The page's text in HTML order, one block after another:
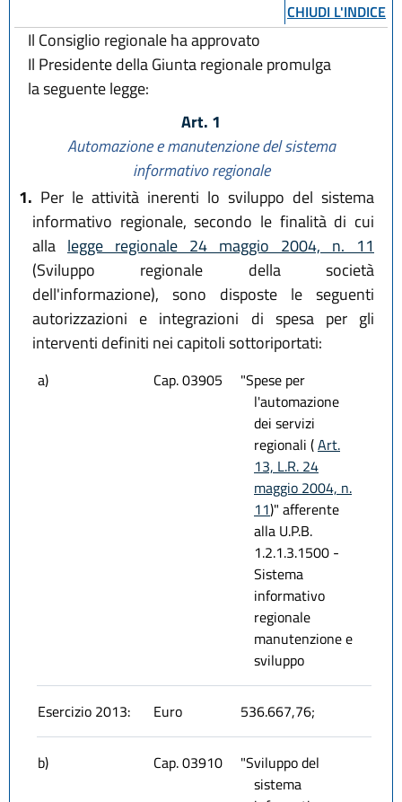
CHIUDI L'INDICE
Il Consiglio regionale ha approvato
Il Presidente della Giunta regionale promulga
la seguente legge:
Art. 1
Automazione e manutenzione del sistema
informativo regionale
1. Per le attività inerenti lo sviluppo del sistema
informativo regionale, secondo le finalità di cui
alla legge regionale 24 maggio 2004, n. 11
(Sviluppo regionale della società
dell'informazione), sono disposte le seguenti
autorizzazioni e integrazioni di spesa per gli
interventi definiti nei capitoli sottoriportati:
a) Cap. 03905
"Spese per
l'automazione
dei servizi
regionali (Art.
13, L.R. 24
maggio 2004, n.
11)" afferente
alla U.P.B.
1.2.1.3.1500 -
Sistema
informativo
regionale
manutenzione e
sviluppo
Esercizio 2013: Euro 536.667,76;
b) Cap. 03910
"Sviluppo del
sistema